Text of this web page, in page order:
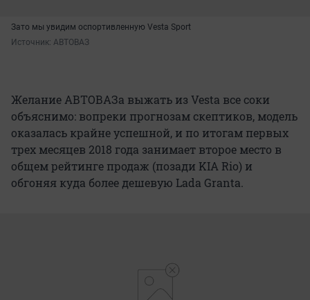
Зато мы увидим оспортивленную Vesta Sport
Источник: АВТОВАЗ
Желание АВТОВАЗа выжать из Vesta все соки
объяснимо: вопреки прогнозам скептиков, модель
оказалась крайне успешной, и по итогам первых
трех месяцев 2018 года занимает второе место в
общем рейтинге продаж (позади KIA Rio) и
обгоняя куда более дешевую Lada Granta.